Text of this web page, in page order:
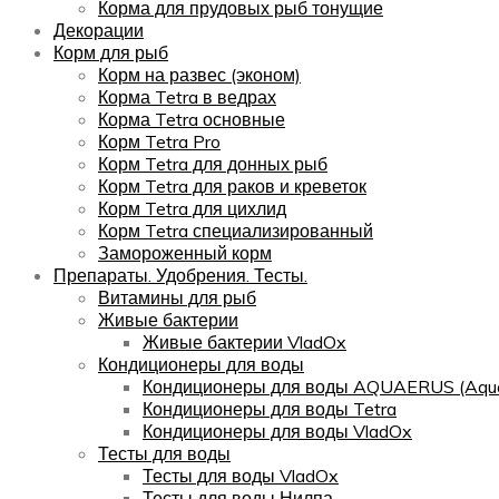
Корма для прудовых рыб тонущие
Декорации
Корм для рыб
Корм на развес (эконом)
Корма Tetra в ведрах
Корма Tetra основные
Корм Tetra Pro
Корм Tetra для донных рыб
Корм Tetra для раков и креветок
Корм Tetra для цихлид
Корм Tetra специализированный
Замороженный корм
Препараты. Удобрения. Тесты.
Витамины для рыб
Живые бактерии
Живые бактерии VladOx
Кондиционеры для воды
Кондиционеры для воды AQUAERUS
Кондиционеры для воды Tetra
Кондиционеры для воды VladOx
Тесты для воды
Тесты для воды VladOx